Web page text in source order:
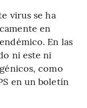
virus se ha
en
En las
ni este ni
como
en un boletín